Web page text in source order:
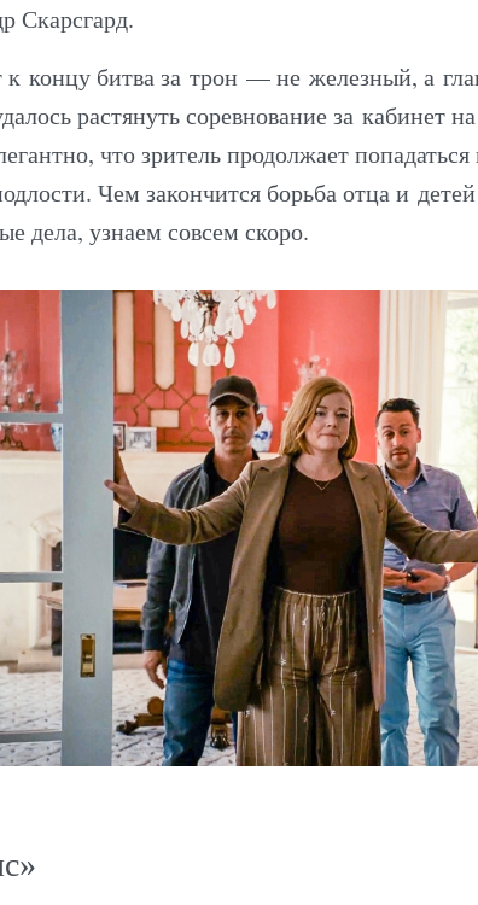
Скарсгард.
к концу битва за трон — не железный, а
растянуть соревнование за кабинет
что зритель продолжает
Чем закончится борьба отца и
дела, узнаем совсем скоро.